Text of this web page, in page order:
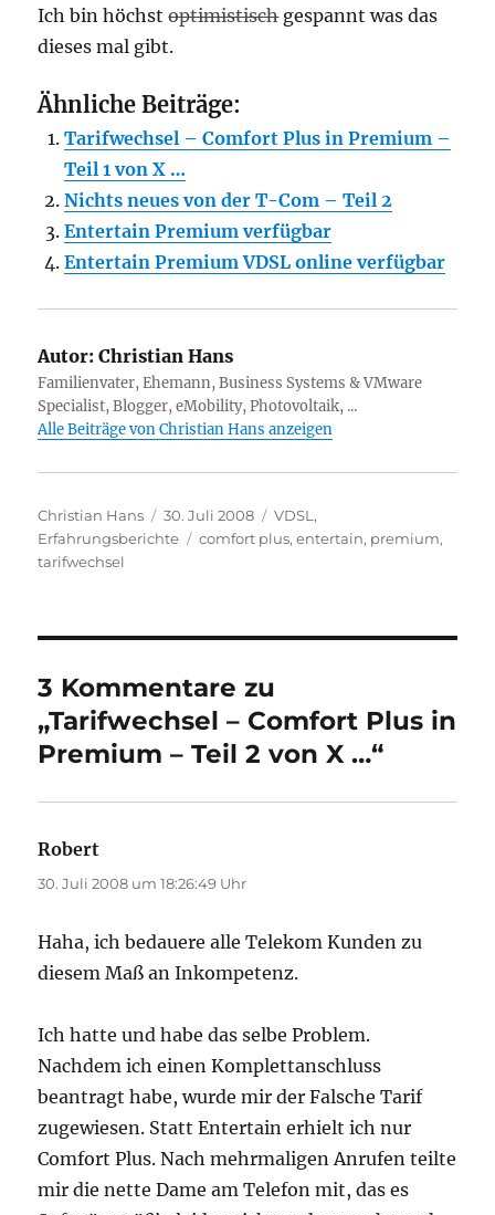
Ich bin höchstoptimistischgespannt was das
dieses mal gibt.
Ähnliche Beiträge:
Tarifwechsel – Comfort Plus in Premium –
Teil 1 von X …
Nichts neues von der T-Com – Teil 2
Entertain Premium verfügbar
Entertain Premium VDSL online verfügbar
Autor: Christian Hans
Familienvater, Ehemann, Business Systems & VMware
Specialist, Blogger, eMobility, Photovoltaik, ...
Alle Beiträge von Christian Hans anzeigen
Autor
Christian Hans
Veröffentlicht
am
30. Juli 2008 Kategorien
VDSL ,
Erfahrungsberichte
Schlagwörter
comfort plus,entertain, premium,
tarifwechsel
3 Kommentare zu
„Tarifwechsel – Comfort Plus in
Premium – Teil 2 von X …“
Robert
30. Juli 2008 um 18:26:49 Uhr
Haha, ich bedauere alle Telekom Kunden zu
diesem Maß an Inkompetenz.
Ich hatte und habe das selbe Problem.
Nachdem ich einen Komplettanschluss
beantragt habe, wurde mir der Falsche Tarif
zugewiesen. Statt Entertain erhielt ich nur
Comfort Plus. Nach mehrmaligen Anrufen teilte
mir die nette Dame am Telefon mit, das es